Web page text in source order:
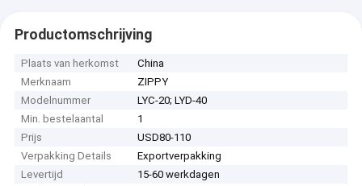
Productomschrijving
Plaats van herkomst
China
Merknaam
ZIPPY
Modelnummer
LYC-20; LYD-40
Min. bestelaantal
1
Prijs
USD80-110
Verpakking Details
Exportverpakking
Levertijd
15-60 werkdagen